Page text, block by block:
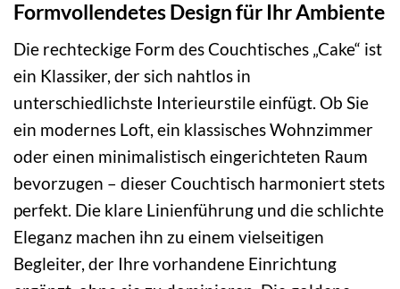
Formvollendetes Design für Ihr Ambiente
Die rechteckige Form des Couchtisches „Cake“ ist
ein Klassiker, der sich nahtlos in
unterschiedlichste Interieurstile einfügt. Ob Sie
ein modernes Loft, ein klassisches Wohnzimmer
oder einen minimalistisch eingerichteten Raum
bevorzugen – dieser Couchtisch harmoniert stets
perfekt. Die klare Linienführung und die schlichte
Eleganz machen ihn zu einem vielseitigen
Begleiter, der Ihre vorhandene Einrichtung